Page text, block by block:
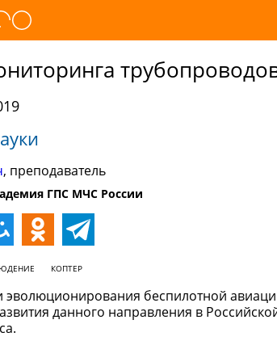
, преподаватель
ГПС МЧС России
КОПТЕР
эволюционирования беспилотной
данного направления в